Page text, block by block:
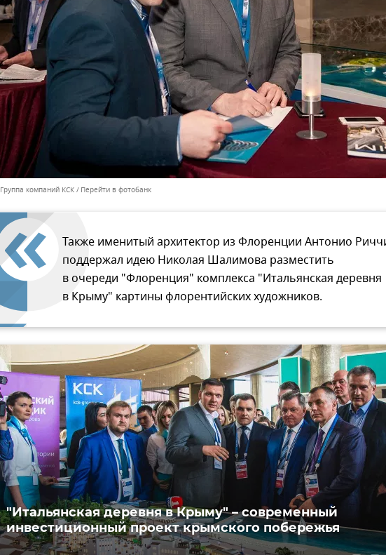
компаний КСК Перейти в фотобанк
Также именитый архитектор из Флоренции Антонио
поддержал идею Николая Шалимова разместить
в очереди "Флоренция" комплекса "Итальянская деревня
в Крыму" картины флорентийских художников.
"Итальянская деревня в Крыму" – современный
инвестиционный проект крымского побережья